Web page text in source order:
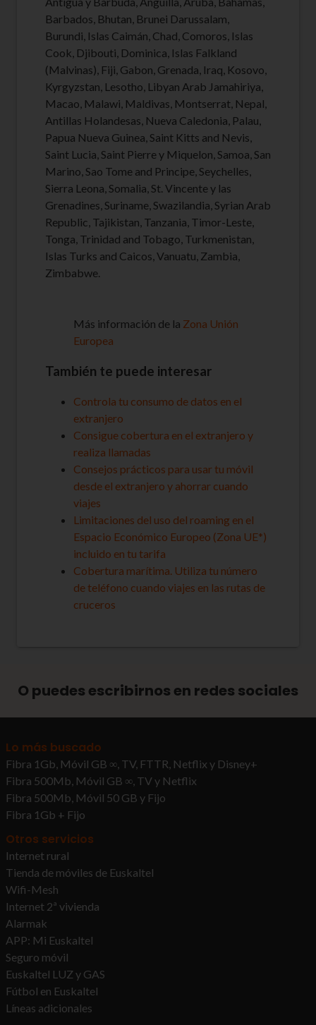
Barbados, Bhutan, Brunei Darussalam,
Burundi, Islas Caimán, Chad, Comoros, Islas
Cook, Djibouti, Dominica, Islas Falkland
(Malvinas), Fiji, Gabon, Grenada, Iraq, Kosovo,
Kyrgyzstan, Lesotho, Libyan Arab Jamahiriya,
Macao, Malawi, Maldivas, Montserrat, Nepal,
Antillas Holandesas, Nueva Caledonia, Palau,
Papua Nueva Guinea, Saint Kitts and Nevis,
Saint Lucia, Saint Pierre y Miquelon, Samoa, San
Marino, Sao Tome and Principe, Seychelles,
Sierra Leona, Somalia, St. Vincente y las
Grenadines, Suriname, Swazilandia, Syrian Arab
Republic, Tajikistan, Tanzania, Timor-Leste,
Tonga, Trinidad and Tobago, Turkmenistan,
Islas Turks and Caicos, Vanuatu, Zambia,
Zimbabwe.
Más información de la Zona Unión
Europea
También te puede interesar
Controla tu consumo de datos en el
extranjero
Consigue cobertura en el extranjero y
realiza llamadas
Consejos prácticos para usar tu móvil
desde el extranjero y ahorrar cuando
viajes
Limitaciones del uso del roaming en el
Espacio Económico Europeo (Zona UE*)
incluido en tu tarifa
Cobertura marítima. Utiliza tu número
de teléfono cuando viajes en las rutas de
cruceros
O puedes escribirnos en redes sociales
Lo más buscado
Fibra 1Gb, Móvil GB ∞, TV, FTTR, Netflix y Disney+
Fibra 500Mb, Móvil GB ∞, TV y Netflix
Fibra 500Mb, Móvil 50 GB y Fijo
Fibra 1Gb + Fijo
Otros servicios
Internet rural
Tienda de móviles de Euskaltel
Wifi-Mesh
Internet 2ª vivienda
Alarmak
APP: Mi Euskaltel
Seguro móvil
Euskaltel LUZ y GAS
Fútbol en Euskaltel
Líneas adicionales